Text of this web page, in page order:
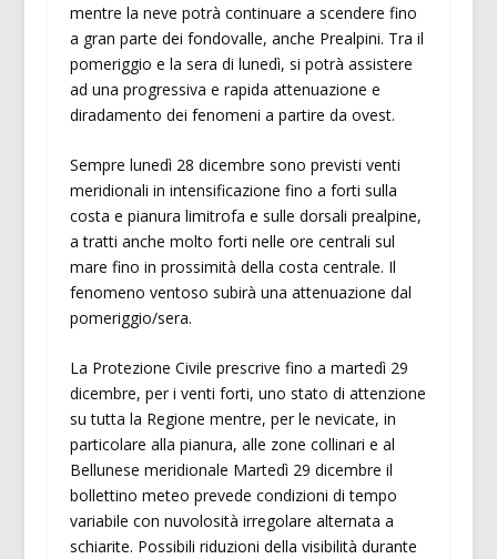
mentre la neve potrà continuare a scendere fino
a gran parte dei fondovalle, anche Prealpini. Tra il
pomeriggio e la sera di lunedì, si potrà assistere
ad una progressiva e rapida attenuazione e
diradamento dei fenomeni a partire da ovest.
Sempre lunedì 28 dicembre sono previsti venti
meridionali in intensificazione fino a forti sulla
costa e pianura limitrofa e sulle dorsali prealpine,
a tratti anche molto forti nelle ore centrali sul
mare fino in prossimità della costa centrale. Il
fenomeno ventoso subirà una attenuazione dal
pomeriggio/sera.
La Protezione Civile prescrive fino a martedì 29
dicembre, per i venti forti, uno stato di attenzione
su tutta la Regione mentre, per le nevicate, in
particolare alla pianura, alle zone collinari e al
Bellunese meridionale Martedì 29 dicembre il
bollettino meteo prevede condizioni di tempo
variabile con nuvolosità irregolare alternata a
schiarite. Possibili riduzioni della visibilità durante